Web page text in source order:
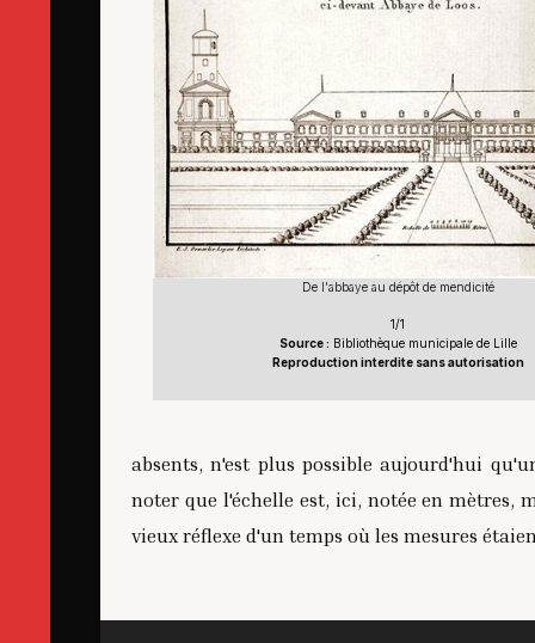
De l'abbaye au dépôt de mendicité
1/1
Source : Bibliothèque municipale de Lille
Reproduction interdite sans autorisation
absents, n'est plus possible aujourd'hui
noter que l'échelle est, ici, notée en mètres,
vieux réflexe d'un temps où les mesures